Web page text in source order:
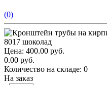
(0)
Цена: 400.00 руб.
0.00 руб.
Количество на складе: 0
На заказ